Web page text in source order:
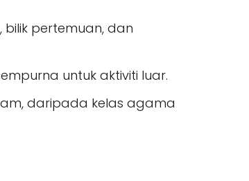
bilik pertemuan, dan
untuk aktiviti luar.
daripada kelas agama